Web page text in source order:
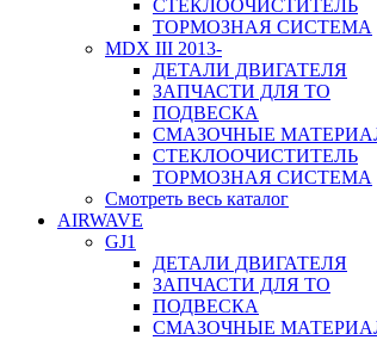
СТЕКЛООЧИСТИТЕЛЬ
ТОРМОЗНАЯ СИСТЕМА
MDX III 2013-
ДЕТАЛИ ДВИГАТЕЛЯ
ЗАПЧАСТИ ДЛЯ ТО
ПОДВЕСКА
СМАЗОЧНЫЕ
СТЕКЛООЧИСТИТЕЛЬ
ТОРМОЗНАЯ СИСТЕМА
Смотреть весь каталог
AIRWAVE
GJ1
ДЕТАЛИ ДВИГАТЕЛЯ
ЗАПЧАСТИ ДЛЯ ТО
ПОДВЕСКА
СМАЗОЧНЫЕ